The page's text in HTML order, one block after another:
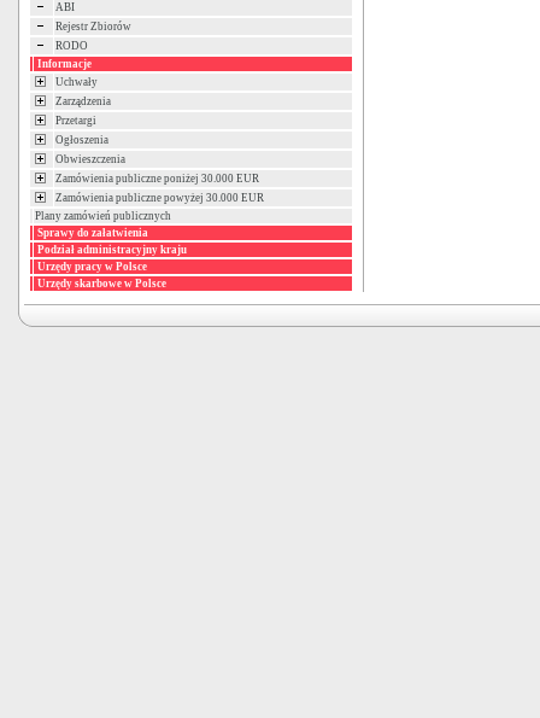
ABI
Rejestr Zbiorów
RODO
Informacje
Uchwały
Zarządzenia
Przetargi
Ogłoszenia
Obwieszczenia
Zamówienia publiczne poniżej 30.000 EUR
Zamówienia publiczne powyżej 30.000 EUR
Plany zamówień publicznych
Sprawy do załatwienia
Podział administracyjny kraju
Urzędy pracy w Polsce
Urzędy skarbowe w Polsce